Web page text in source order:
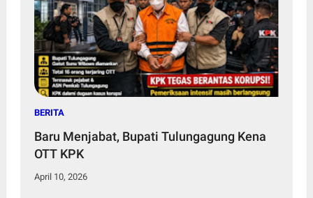
BERITA
Baru Menjabat, Bupati Tulungagung Kena
OTT KPK
April 10, 2026